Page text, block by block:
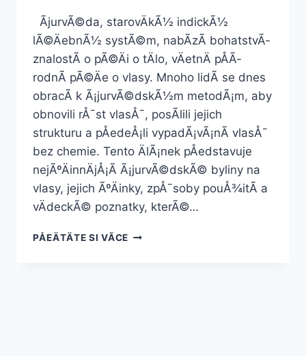
ÃjurvÃ©da, starovÄkÃ½ indickÃ½
lÃ©ÄebnÃ½ systÃ©m, nabÃ­zÃ­ bohatstvÃ­
znalostÃ­ o pÃ©Äi o tÄlo, vÄetnÄ pÅÃ­
rodnÃ­ pÃ©Äe o vlasy. Mnoho lidÃ­ se dnes
obracÃ­ k Ã¡jurvÃ©dskÃ½m metodÃ¡m, aby
obnovili rÅ¯st vlasÅ¯, posÃ­lili jejich
strukturu a pÅedeÅ¡li vypadÃ¡vÃ¡nÃ­ vlasÅ¯
bez chemie. Tento ÄlÃ¡nek pÅedstavuje
nejÃºÄinnÄjÅ¡Ã­ Ã¡jurvÃ©dskÃ© byliny na
vlasy, jejich ÃºÄinky, zpÅ¯soby pouÅ¾itÃ­ a
vÄdeckÃ© poznatky, kterÃ©…
PÅEÄTÄTE SI VÃ­CEÃJURVÃ©DSKÃ©